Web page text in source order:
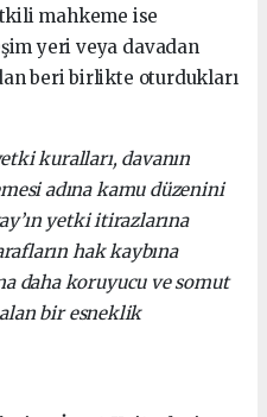
mahkeme ise
yeri veya davadan
beri birlikte oturdukları
kuralları, davanın
adına kamu düzenini
yetki itirazlarına
hak kaybına
daha koruyucu ve somut
bir esneklik